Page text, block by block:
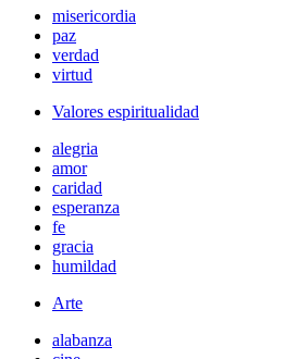
misericordia
paz
verdad
virtud
Valores espiritualidad
alegria
amor
caridad
esperanza
fe
gracia
humildad
Arte
alabanza